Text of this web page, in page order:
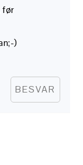
før
)
BESVAR